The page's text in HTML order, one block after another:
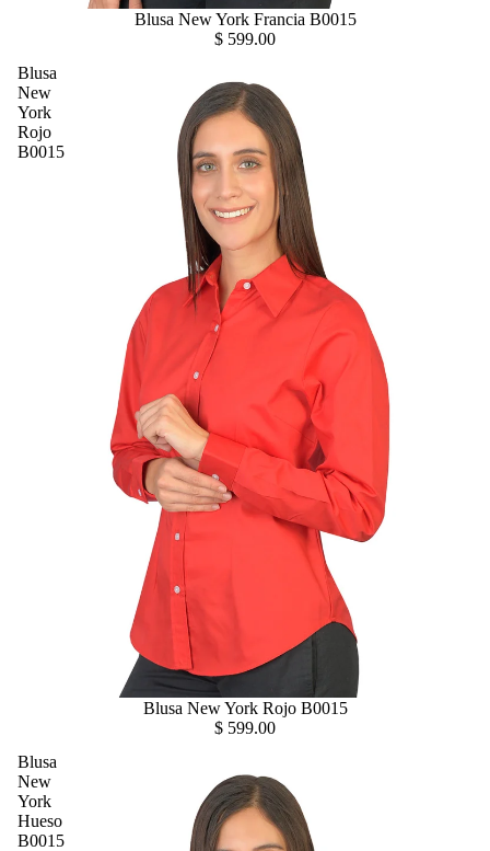
Blusa New York Francia B0015
$ 599.00
Blusa
New
York
Rojo
B0015
Blusa New York Rojo B0015
$ 599.00
Blusa
New
York
Hueso
B0015